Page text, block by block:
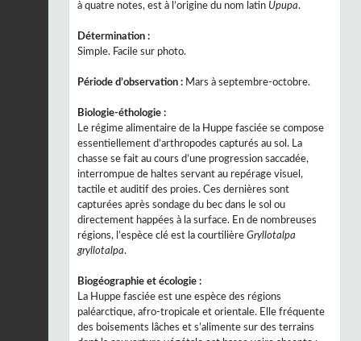
à quatre notes, est à l’origine du nom latin Upupa.
Détermination :
Simple. Facile sur photo.
Période d’observation : Mars à septembre-octobre.
Biologie-éthologie :
Le régime alimentaire de la Huppe fasciée se compose
essentiellement d’arthropodes capturés au sol. La
chasse se fait au cours d’une progression saccadée,
interrompue de haltes servant au repérage visuel,
tactile et auditif des proies. Ces dernières sont
capturées après sondage du bec dans le sol ou
directement happées à la surface. En de nombreuses
régions, l’espèce clé est la courtilière Gryllotalpa
gryllotalpa.
Biogéographie et écologie :
La Huppe fasciée est une espèce des régions
paléarctique, afro-tropicale et orientale. Elle fréquente
des boisements lâches et s’alimente sur des terrains